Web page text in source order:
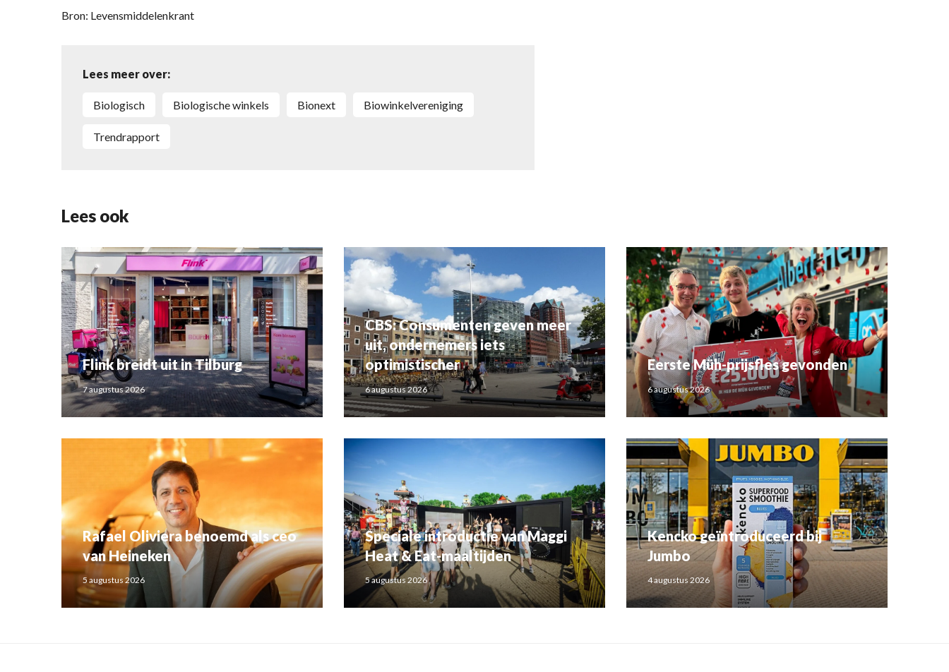
Bron: Levensmiddelenkrant
Lees meer over:
Biologisch biologische winkels Bionext Biowinkelvereniging
trendrapport
Lees ook
Flink breidt uit in Tilburg
7 augustus 2026
CBS: Consumenten geven meer
uit, ondernemers iets
optimistischer
6 augustus 2026
Eerste Müh-prijsfles gevonden
6 augustus 2026
Rafael Oliviera benoemd als ceo
van Heineken
5 augustus 2026
Speciale introductie van Maggi
Heat & Eat-maaltijden
5 augustus 2026
Kencko geïntroduceerd bij
Jumbo
4 augustus 2026